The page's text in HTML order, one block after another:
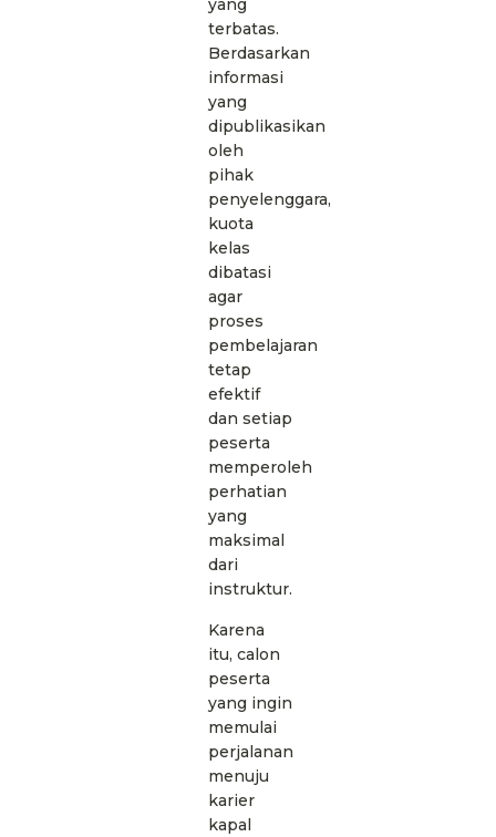
yang
terbatas.
Berdasarkan
informasi
yang
dipublikasikan
oleh
pihak
penyelenggara,
kuota
kelas
dibatasi
agar
proses
pembelajaran
tetap
efektif
dan setiap
peserta
memperoleh
perhatian
yang
maksimal
dari
instruktur.
Karena
itu, calon
peserta
yang ingin
memulai
perjalanan
menuju
karier
kapal